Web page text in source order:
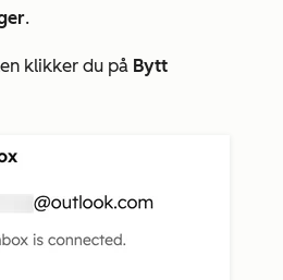
.
klikker du på Bytt